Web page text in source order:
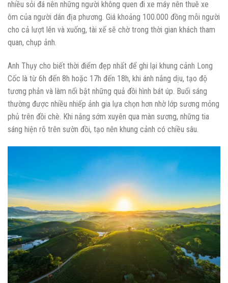
nhiều sỏi đá nên những người không quen đi xe máy nên thuê xe
ôm của người dân địa phương. Giá khoảng 100.000 đồng mỗi người
cho cả lượt lên và xuống, tài xế sẽ chờ trong thời gian khách tham
quan, chụp ảnh.
Anh Thụy cho biết thời điểm đẹp nhất để ghi lại khung cảnh Long
Cốc là từ 6h đến 8h hoặc 17h đến 18h, khi ánh nắng dịu, tạo độ
tương phản và làm nổi bật những quả đồi hình bát úp. Buổi sáng
thường được nhiều nhiếp ảnh gia lựa chọn hơn nhờ lớp sương mỏng
phủ trên đồi chè. Khi nắng sớm xuyên qua màn sương, những tia
sáng hiện rõ trên sườn đồi, tạo nên khung cảnh có chiều sâu.